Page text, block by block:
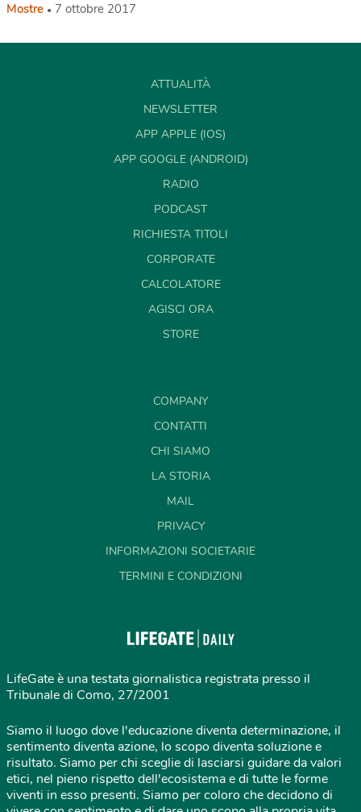
Mostre 7 ottobre 2017
ATTUALITÀ
NEWSLETTER
APP APPLE (IOS)
APP GOOGLE (ANDROID)
RADIO
PODCAST
RICHIESTA TITOLI
CORPORATE
CALCOLATORE
AGISCI ORA
STORE
COMPANY
CONTATTI
CHI SIAMO
LA STORIA
MAIL
PRIVACY
INFORMAZIONI SOCIETARIE
TERMINI E CONDIZIONI
LifeGate è una testata giornalistica registrata presso il
Tribunale di Como, 27/2001
Siamo il luogo dove l'educazione diventa determinazione, il
sentimento diventa azione, lo scopo diventa soluzione e
risultato. Siamo per chi sceglie di lasciarsi guidare da valori
etici, nel pieno rispetto dell'ecosistema e di tutte le forme
viventi in esso presenti. Siamo per coloro che decidono di